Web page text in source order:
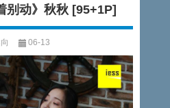
别动》秋秋 [95+1P]
06-13